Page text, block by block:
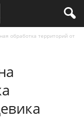
обработка территорий от